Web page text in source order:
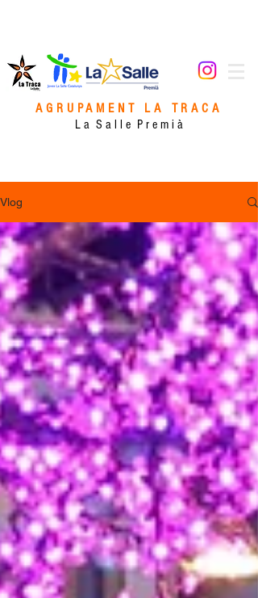
AGRUPAMENT LA TRACA
L a S a l l e P r e m i à
Vlog